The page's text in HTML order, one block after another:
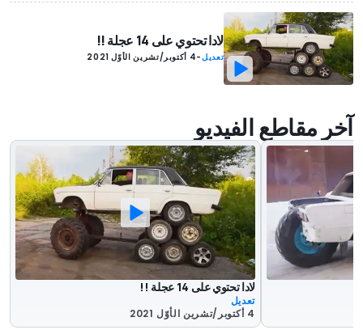
لادا تحتوي على 14 عجلة !!
تعديل-4 أكتوبر/تشرين الأوّل 2021
آخر مقاطع الفيديو
لادا تحتوي على 14 عجلة !!
تعديل
4 أكتوبر/تشرين الأوّل 2021